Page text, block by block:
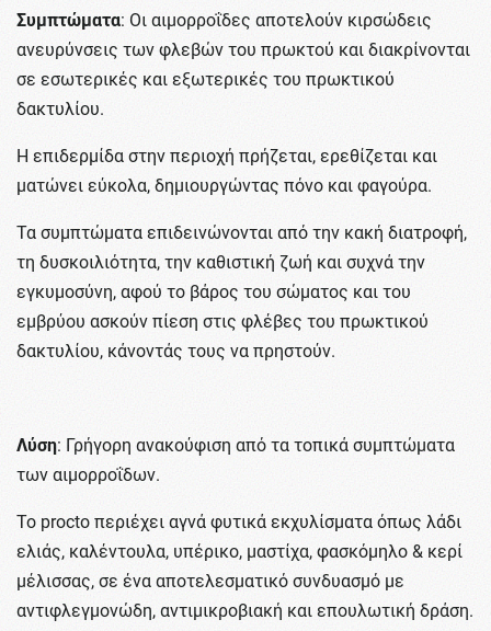
Συμπτώματα: Οι αιμορροΐδες αποτελούν κιρσώδεις
ανευρύνσεις των φλεβών του πρωκτού και διακρίνονται
σε εσωτερικές και εξωτερικές του πρωκτικού
δακτυλίου.
Η επιδερμίδα στην περιοχή πρήζεται, ερεθίζεται και
ματώνει εύκολα, δημιουργώντας πόνο και φαγούρα.
Τα συμπτώματα επιδεινώνονται από την κακή διατροφή,
τη δυσκοιλιότητα, την καθιστική ζωή και συχνά την
εγκυμοσύνη, αφού το βάρος του σώματος και του
εμβρύου ασκούν πίεση στις φλέβες του πρωκτικού
δακτυλίου, κάνοντάς τους να πρηστούν.
Λύση: Γρήγορη ανακούφιση από τα τοπικά συμπτώματα
των αιμορροΐδων.
Το procto περιέχει αγνά φυτικά εκχυλίσματα όπως λάδι
ελιάς, καλέντουλα, υπέρικο, μαστίχα, φασκόμηλο & κερί
μέλισσας, σε ένα αποτελεσματικό συνδυασμό με
αντιφλεγμονώδη, αντιμικροβιακή και επουλωτική δράση.